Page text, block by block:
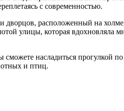
с современностью.
дворцов, расположенный на
улицы, которая вдохновляла
насладиться прогулкой по
и птиц.